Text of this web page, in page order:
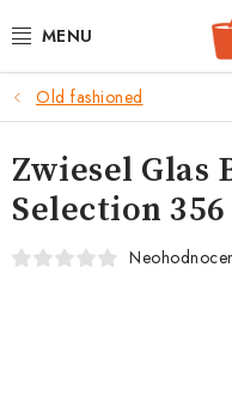
na
BARMANSKÉ POTŘEBY
SKLENICE NA KOKTEJLY
KOKTEJLOVÉ
Old fashioned
Zwiesel Glas
Selection